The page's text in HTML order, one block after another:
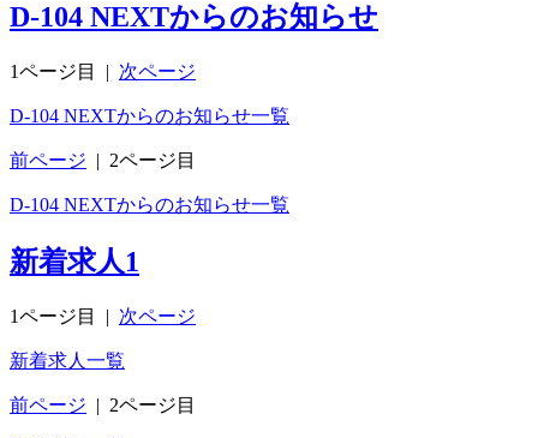
D-104 NEXTからのお知らせ
1ページ目 | 次ページ
D-104 NEXTからのお知らせ一覧
前ページ | 2ページ目
D-104 NEXTからのお知らせ一覧
新着求人1
1ページ目 | 次ページ
新着求人一覧
前ページ | 2ページ目